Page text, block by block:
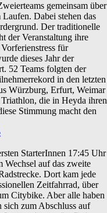
gemeinsam über
Dabei stehen das
Der traditionelle
der Veranstaltung ihre
für
dieses Jahr der
52 Teams folgten der
in den letzten
Würzburg, Erfurt, Weimar
die in Heyda ihren
Stimmung macht den
StarterInnen 17:45 Uhr
Wechsel auf das zweite
Dort kam jede
Zeitfahrrad, über
Citybike. Aber alle haben
sich zum Abschluss auf